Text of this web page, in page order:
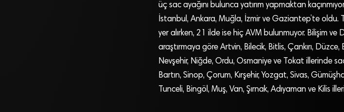
üç sac ayağını bulunca yatırım yapmaktan
İstanbul, Ankara, Muğla, İzmir ve Gaziantep’te oldu.
yer alırken, 21 ilde ise hiç AVM bulunmuyor. Bilişim ve
araştırmaya göre Artvin, Bilecik, Bitlis, Çankırı,
Nevşehir, Niğde, Ordu, Osmaniye ve Tokat illerinde
Bartın, Sinop, Çorum, Kırşehir, Yozgat, Sivas,
Tunceli, Bingöl, Muş, Van, Şırnak, Adıyaman ve Kilis